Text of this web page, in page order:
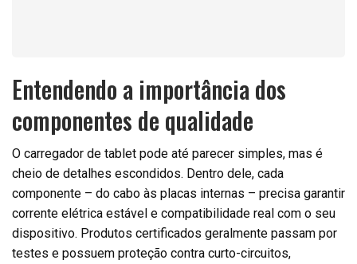
Entendendo a importância dos
componentes de qualidade
O carregador de tablet pode até parecer simples, mas é
cheio de detalhes escondidos. Dentro dele, cada
componente – do cabo às placas internas – precisa garantir
corrente elétrica estável e compatibilidade real com o seu
dispositivo. Produtos certificados geralmente passam por
testes e possuem proteção contra curto-circuitos,